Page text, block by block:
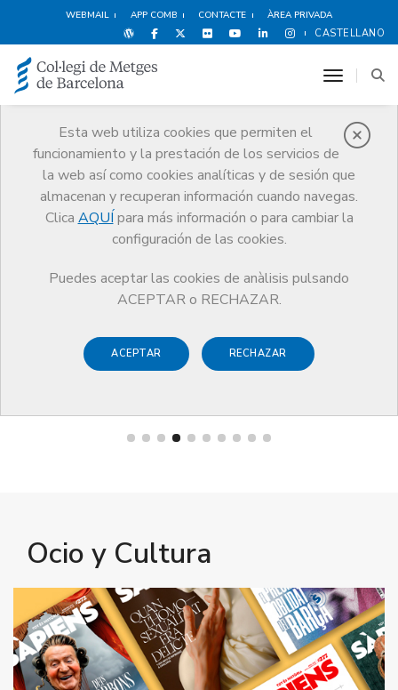
WEBMAIL APP COMB CONTACTE ÀREA PRIVADA
CASTELLANO
Esta web utiliza cookies que permiten el
funcionamiento y la prestación de los servicios de
la web así como cookies analíticas y de sesión que
almacenan y recuperan información cuando navegas.
Clica AQUÍ para más información o para cambiar la
configuración de las cookies.
Puedes aceptar las cookies de anàlisis pulsando
ACEPTAR o RECHAZAR.
ACEPTAR RECHAZAR
toggle
Avantatges i
descomptes
Serveis Altres serveis
Avantatges i descomptes
Revista Sàpiens
Ocio y Cultura